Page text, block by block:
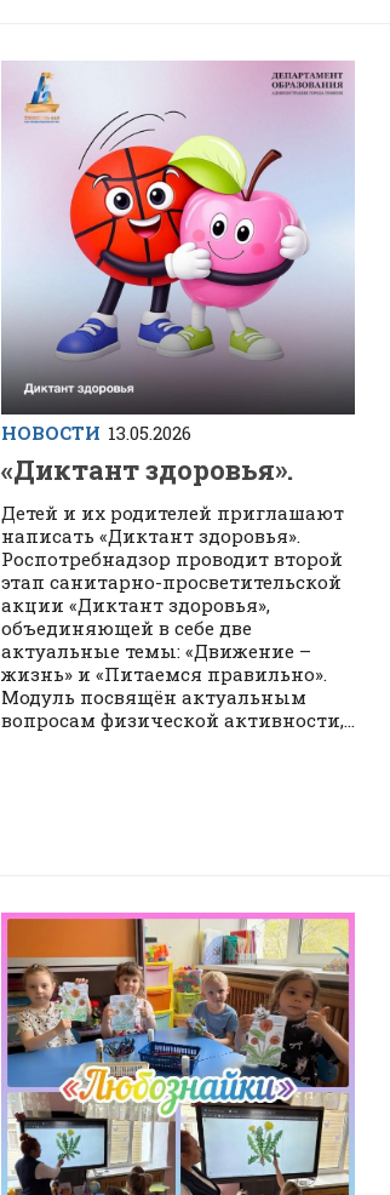
НОВОСТИ 13.05.2026
«Диктант здоровья».
Детей и их родителей приглашают
написать «Диктант здоровья».
Роспотребнадзор проводит второй
этап санитарно-просветительской
акции «Диктант здоровья»,
объединяющей в себе две
актуальные темы: «Движение –
жизнь» и «Питаемся правильно».
Модуль посвящён актуальным
вопросам физической активности,...